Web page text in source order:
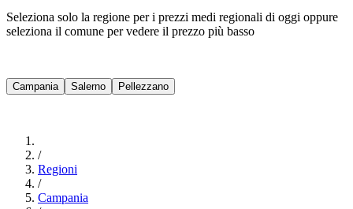
Seleziona solo la regione per i prezzi medi regionali di oggi oppure
seleziona il comune per vedere il prezzo più basso
Campania Salerno Pellezzano
/
Regioni
/
Campania